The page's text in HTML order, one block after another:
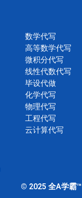
数学代写
高等数学代写
微积分代写
线性代数代写
毕设代做
化学代写
物理代写
工程代写
云计算代写
© 2025 全A学霸